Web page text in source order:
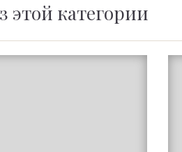
этой категории